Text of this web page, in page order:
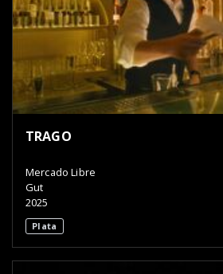
TRAGO
Mercado Libre
Gut
2025
Plata